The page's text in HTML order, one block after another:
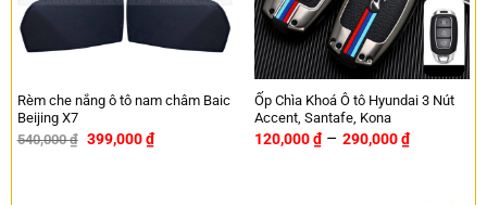
Rèm che nắng ô tô nam châm Baic
Beijing X7
540,000₫ 399,000₫
Ốp Chìa Khoá Ô tô Hyundai 3 Nút
Accent, Santafe, Kona
120,000₫ – 290,000₫